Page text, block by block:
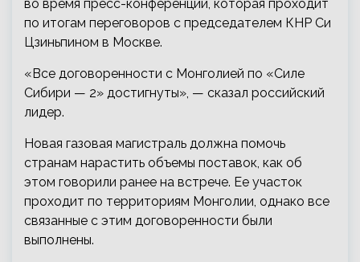
во время пресс-конференции, которая проходит
по итогам переговоров с председателем КНР Си
Цзиньпином в Москве.
«Все договоренности с Монголией по «Силе
Сибири — 2» достигнуты», — сказал российский
лидер.
Новая газовая магистраль должна помочь
странам нарастить объемы поставок, как об
этом говорили ранее на встрече. Ее участок
проходит по территориям Монголии, однако все
связанные с этим договоренности были
выполнены.